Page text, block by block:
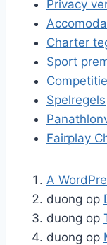
Privacy
Charter
Sport
Spelregels
Fairplay
A
duong op
duong op
duong op